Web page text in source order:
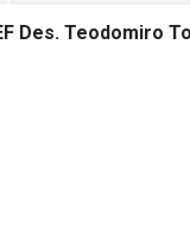
Des. Teodomiro